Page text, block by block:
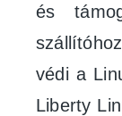
és
védi a
Liberty